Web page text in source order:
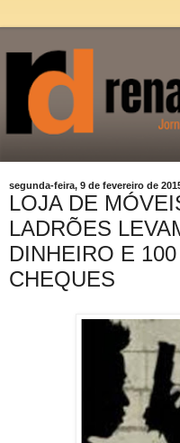
segunda-feira, 9 de fevereiro de
LOJA DE
LADRÕES
DINHEIRO E
CHEQUES